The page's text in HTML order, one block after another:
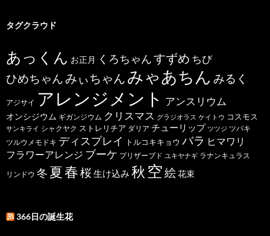
タグクラウド
あっくん お正月 くろちゃんすずめ ちび
ひめちゃんみぃちゃん みゃあちん みるく
アジサイ アレンジメント アンスリウム
オンシジウム ギガンジウム クリスマス グラジオラス ケイトウ コスモス
サンキライ シャクヤク ストレリチア ダリア チューリップ ツツジ ツバキ
ツルウメモドキ ディスプレイ トルコキキョウ バラ ヒマワリ
フラワーアレンジ ブーケ プリザーブド ユキヤナギ ラナンキュラス
リンドウ 冬 夏春桜生け込み 秋 空絵花束
366日の誕生花